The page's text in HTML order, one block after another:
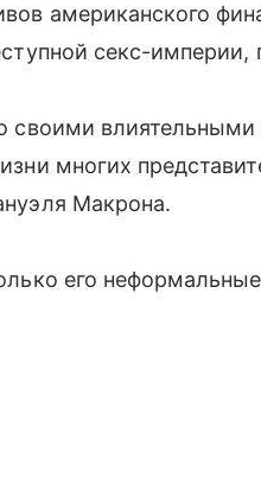
американского
секс-
своими
многих
Макрона.
его